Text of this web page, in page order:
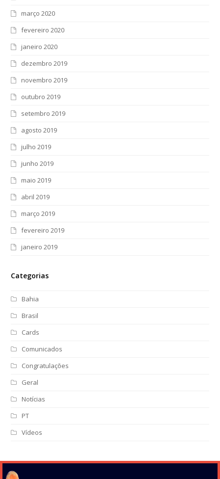
março 2020
fevereiro 2020
janeiro 2020
dezembro 2019
novembro 2019
outubro 2019
setembro 2019
agosto 2019
julho 2019
junho 2019
maio 2019
abril 2019
março 2019
fevereiro 2019
janeiro 2019
Categorias
Bahia
Brasil
Cards
Comunicados
Congratulações
Geral
Notícias
PT
Vídeos